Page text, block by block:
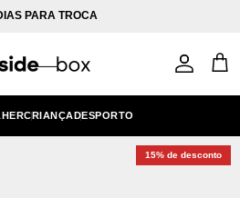
PARA TROCA
Conta
CRIANÇADESPORTO
15% de desconto